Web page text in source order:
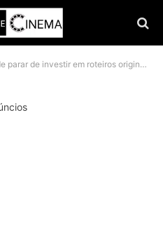
em roteiros originais, segundo Michael de Luca